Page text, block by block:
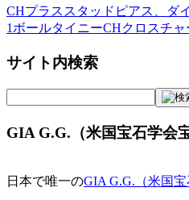
投
稿
ナ
ビ
ー
シ
CHプラススタッドピアス、ダ
1ボールタイニーCHクロスチ
サイト内検索
GIA G.G.（米国宝石学会
日本で唯一のGIA G.G.（米国宝